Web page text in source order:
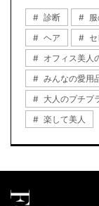
診断
ヘア
オフィス美人
みんなの愛用
大人のプチプ
楽して美人